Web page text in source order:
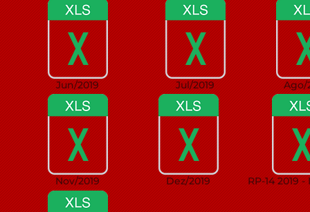
Jun/2019 Ago/
Jul/2019
Nov/2019 Dez/2019 RP-14 2019